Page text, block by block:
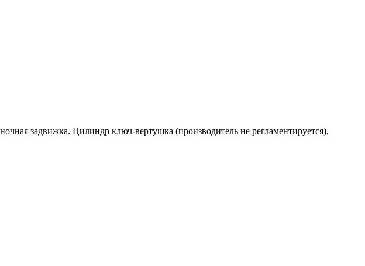
задвижка. Цилиндр ключ-вертушка (производитель не регламентируется),